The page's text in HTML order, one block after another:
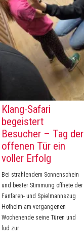
Klang-Safari
begeistert
Besucher – Tag der
offenen Tür ein
voller Erfolg
Bei strahlendem Sonnenschein
und bester Stimmung öffnete der
Fanfaren- und Spielmannszug
Hofheim am vergangenen
Wochenende seine Türen und
lud zur